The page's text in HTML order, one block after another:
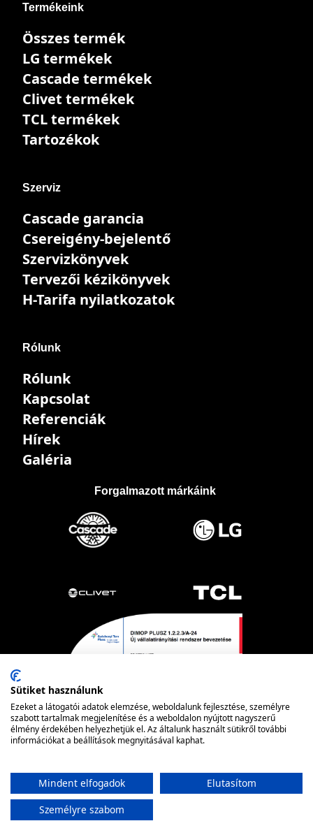
Termékeink
Összes termék
LG termékek
Cascade termékek
Clivet termékek
TCL termékek
Tartozékok
Szerviz
Cascade garancia
Csereigény-bejelentő
Szervizkönyvek
Tervezői kézikönyvek
H-Tarifa nyilatkozatok
Rólunk
Rólunk
Kapcsolat
Referenciák
Hírek
Galéria
Forgalmazott márkáink
Sütiket használunk
Ezeket a látogatói adatok elemzése, weboldalunk fejlesztése, személyre
szabott tartalmak megjelenítése és a weboldalon nyújtott nagyszerű
élmény érdekében helyezhetjük el. Az általunk használt sütikről további
információkat a beállítások megnyitásával kaphat.
Mindent elfogadok
Elutasítom
Személyre szabom